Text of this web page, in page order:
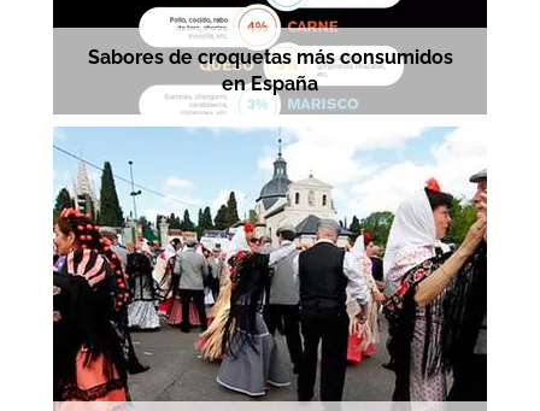
Sabores de croquetas más consumidos
en España